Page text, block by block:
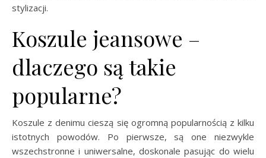
stylizacji.
Koszule jeansowe –
dlaczego są takie
popularne?
Koszule z denimu cieszą się ogromną popularnością z kilku
istotnych powodów. Po pierwsze, są one niezwykle
wszechstronne i uniwersalne, doskonale pasując do wielu